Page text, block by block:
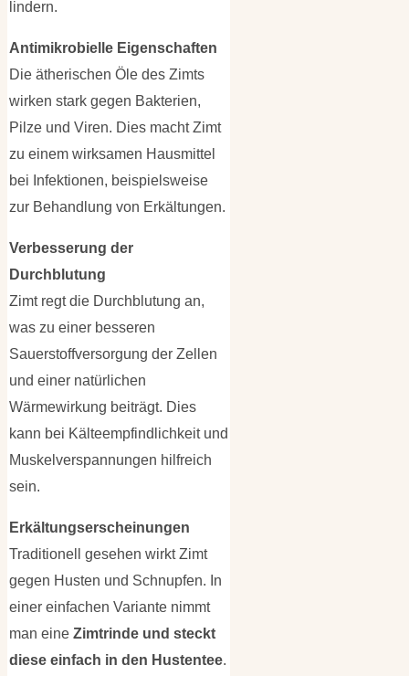
lindern.
Antimikrobielle Eigenschaften
Die ätherischen Öle des Zimts
wirken stark gegen Bakterien,
Pilze und Viren. Dies macht Zimt
zu einem wirksamen Hausmittel
bei Infektionen, beispielsweise
zur Behandlung von Erkältungen.
Verbesserung der
Durchblutung
Zimt regt die Durchblutung an,
was zu einer besseren
Sauerstoffversorgung der Zellen
und einer natürlichen
Wärmewirkung beiträgt. Dies
kann bei Kälteempfindlichkeit und
Muskelverspannungen hilfreich
sein.
Erkältungserscheinungen
Traditionell gesehen wirkt Zimt
gegen Husten und Schnupfen. In
einer einfachen Variante nimmt
man eine Zimtrinde und steckt
diese einfach in den Hustentee.